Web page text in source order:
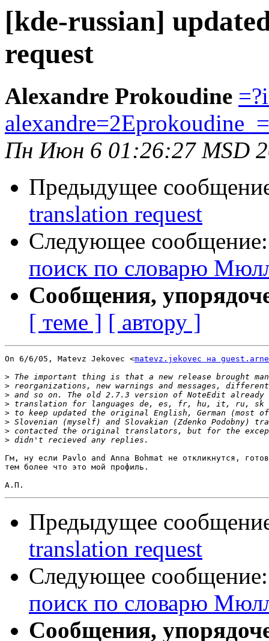
[kde-russian]
request
Alexandre Prokoudine
Пн Июн 6 01:26:27 MSD
Предыдущее
translation request
Следующее
поиск по словарю
Сообщения,
[ теме ] [ автору ]
On 6/6/05, Matevz Jekovec <matevz.jekovec на
>
>
>
>
>
>
>
>
Гм, ну если Pavlo and Anna Bohmat не откликнутся,
тем более что это мой профиль.
Предыдущее
translation request
Следующее
поиск по словарю
Сообщения,